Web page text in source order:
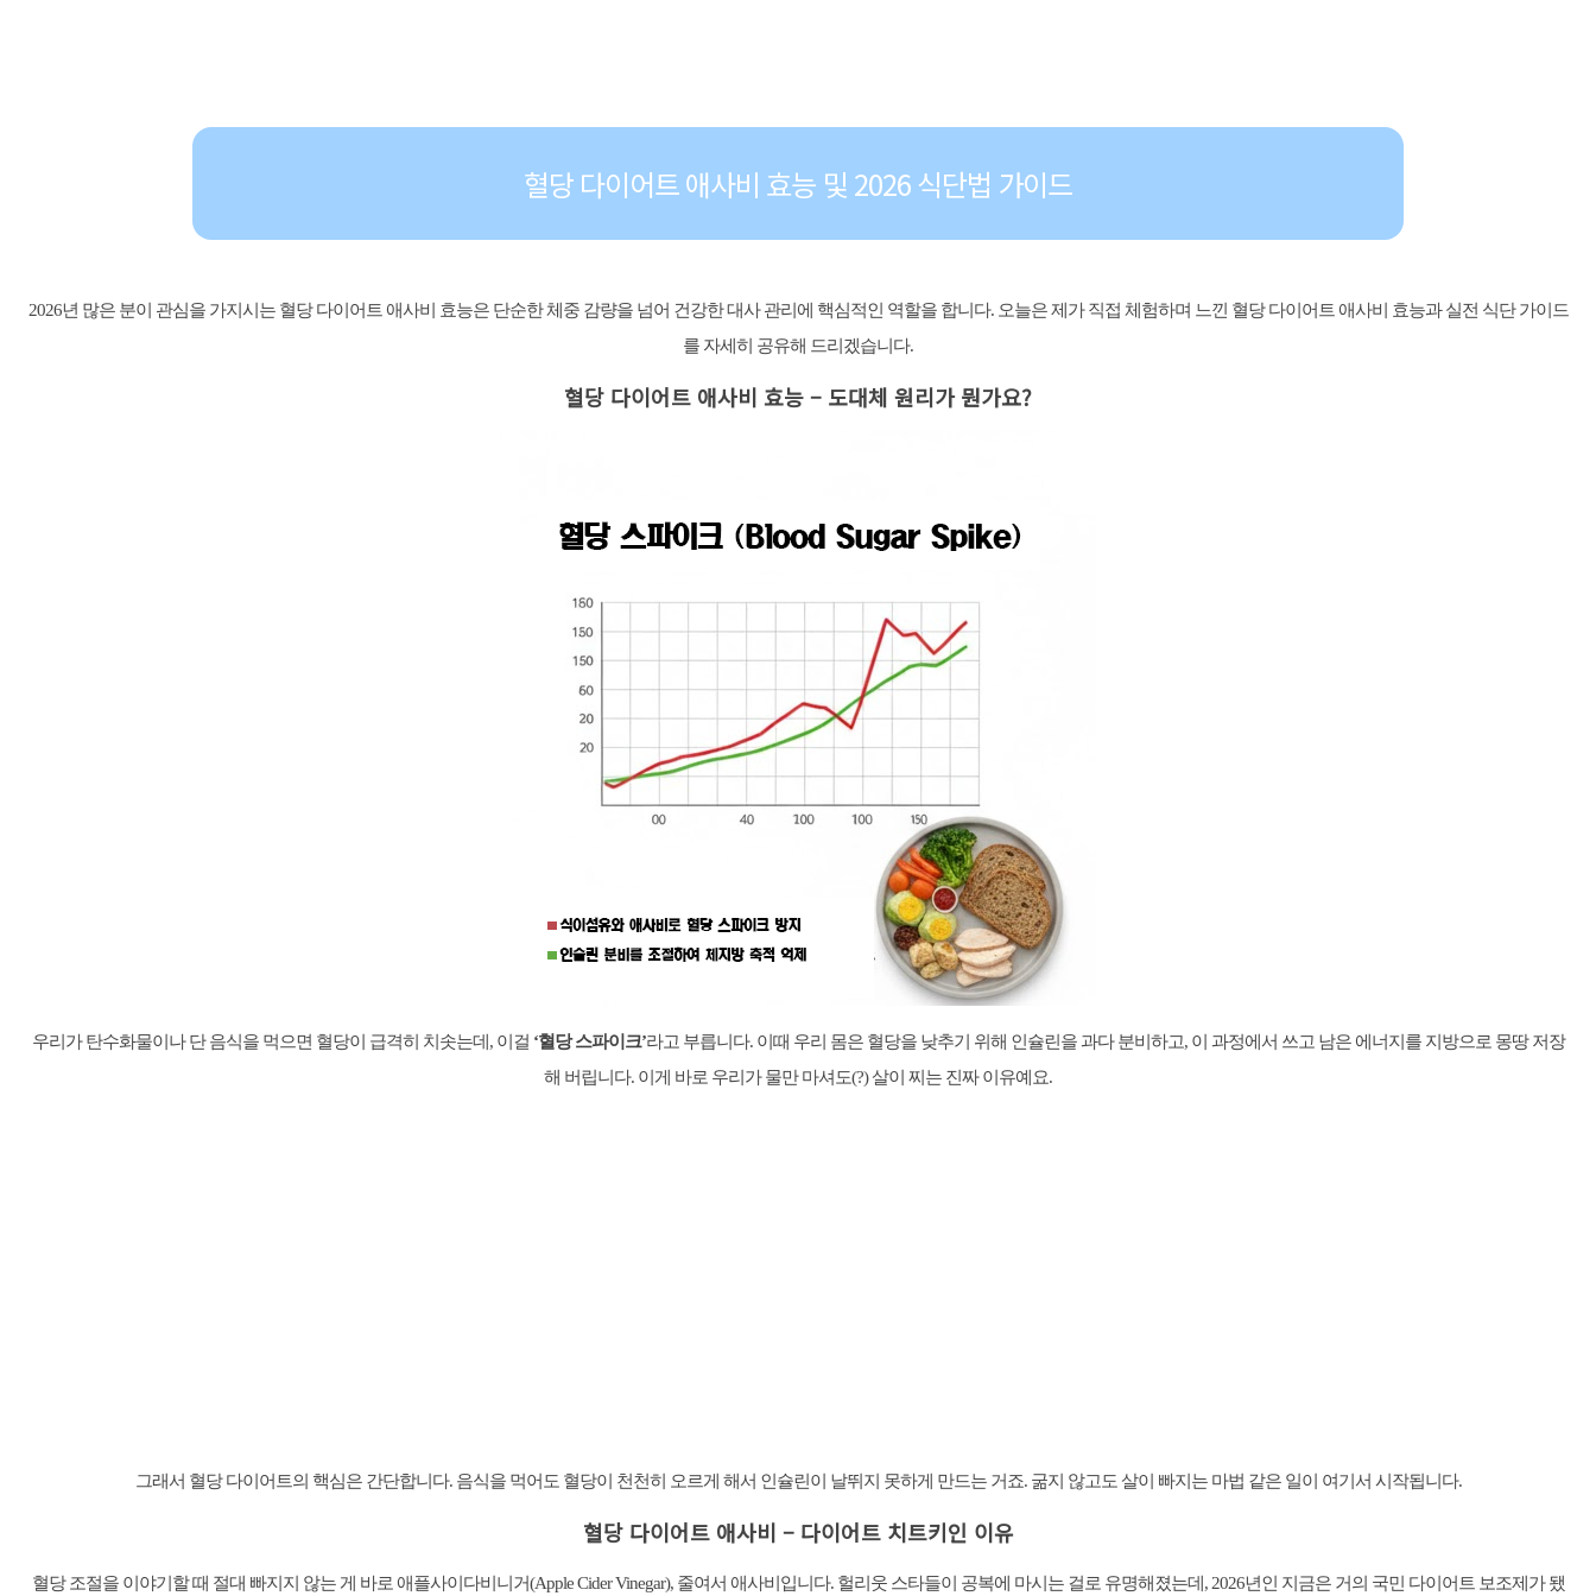
혈당 다이어트 애사비 효능 및 2026 식단법 가이드
2026년 많은 분이 관심을 가지시는 혈당 다이어트 애사비 효능은 단순한 체중 감량을 넘어 건강한 대사 관리에 핵심적인 역할을 합니다. 오늘은 제가 직접 체험하며 느낀 혈당 다이어트 애사비 효능과 실전 식단 가이드
를 자세히 공유해 드리겠습니다.
혈당 다이어트 애사비 효능 – 도대체 원리가 뭔가요?
우리가 탄수화물이나 단 음식을 먹으면 혈당이 급격히 치솟는데, 이걸 ‘혈당 스파이크’라고 부릅니다. 이때 우리 몸은 혈당을 낮추기 위해 인슐린을 과다 분비하고, 이 과정에서 쓰고 남은 에너지를 지방으로 몽땅 저장
해 버립니다. 이게 바로 우리가 물만 마셔도(?) 살이 찌는 진짜 이유예요.
그래서 혈당 다이어트의 핵심은 간단합니다. 음식을 먹어도 혈당이 천천히 오르게 해서 인슐린이 날뛰지 못하게 만드는 거죠. 굶지 않고도 살이 빠지는 마법 같은 일이 여기서 시작됩니다.
혈당 다이어트 애사비 – 다이어트 치트키인 이유
혈당 조절을 이야기할 때 절대 빠지지 않는 게 바로 애플사이다비니거(Apple Cider Vinegar), 줄여서 애사비입니다. 헐리웃 스타들이 공복에 마시는 걸로 유명해졌는데, 2026년인 지금은 거의 국민 다이어트 보조제가 됐